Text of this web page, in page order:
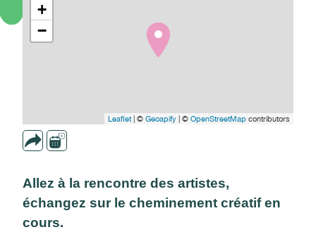
+
−
Leaflet| © Geoapify | © OpenStreetMap contributors
Allez à la rencontre des artistes,
échangez sur le cheminement créatif en
cours.